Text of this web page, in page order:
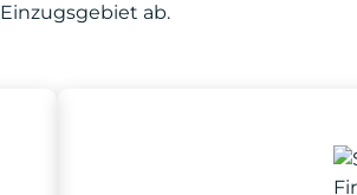
Einzugsgebiet ab.